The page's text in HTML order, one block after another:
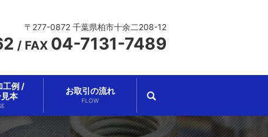
〒277-0872 千葉県柏市十余二208-12
/ FAX 04-7131-7489
工例 /
本
お取引の流れ
FLOW